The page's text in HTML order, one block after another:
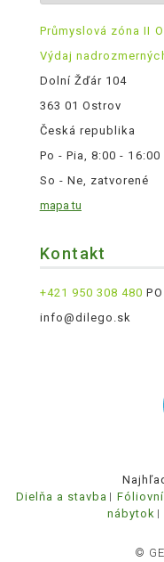
Průmyslová zóna II
Výdaj
Dolní Žďár 104
363 01 Ostrov
Česká republika
Po - Pia, 8:00 - 16:00
So - Ne, zatvorené
mapa tu
Kontakt
+421 950 308 480
info@dilego.sk
Dielňa a stavba
nábytok
©